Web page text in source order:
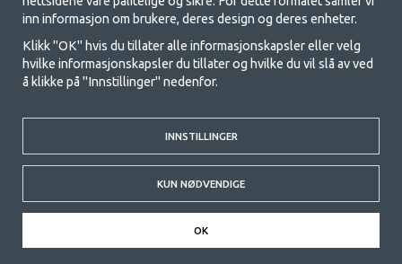
GetCamping - Din butikk for camping
og friluftsliv
Camping kan enten være en livsstil eller en måte å samle familien for et
felles eventyr. Uansett hvilken kategori du tilhører, finner du alt du
campe, og derfor tilbyr vi veldig gode priser på familietelt,
campingfortelt og alt annet utstyr for camping og friluftsliv. Målet vårt
er å tilby det beste campingutstyret i hver prisklasse når det gjelder
kvalitet og funksjonalitet. Ta gjerne kontakt med oss hvis det er noe du
savner eller ønsker å vite mer om.
© 2020 GetCamping. All rights reserved.
inn informasjon om brukere, deres design og deres enheter.
Klikk "OK" hvis du tillater alle informasjonskapsler eller velg
hvilke informasjonskapsler du tillater og hvilke du vil slå av ved
å klikke på "Innstillinger" nedenfor.
INNSTILLINGER
KUN NØDVENDIGE
OK